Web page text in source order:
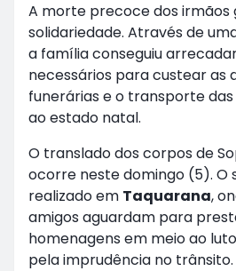
A morte precoce dos irmãos
solidariedade. Através de
a família conseguiu
necessários para custear as
funerárias e o transporte
ao estado natal.
O translado dos corpos de
ocorre neste domingo (5). O
realizado em Taquarana,
amigos aguardam para
homenagens em meio ao
pela imprudência no trânsito.